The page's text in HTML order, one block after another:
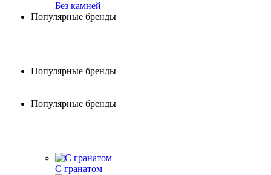
Без камней
Популярные бренды
Популярные бренды
Популярные бренды
С гранатом